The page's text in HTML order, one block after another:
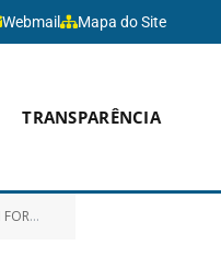
Webmail Mapa do Site
TRANSPARÊNCIA